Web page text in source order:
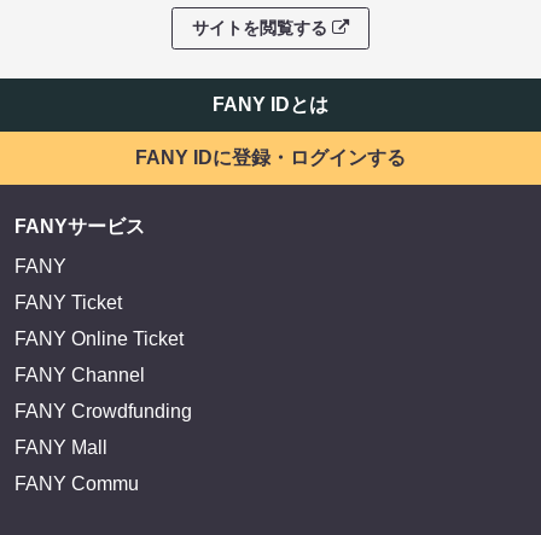
サイトを閲覧する
FANY IDとは
FANY IDに登録・ログインする
FANYサービス
FANY
FANY Ticket
FANY Online Ticket
FANY Channel
FANY Crowdfunding
FANY Mall
FANY Commu